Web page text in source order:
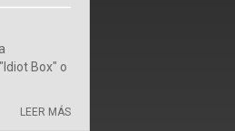
Box" o
LEER MÁS